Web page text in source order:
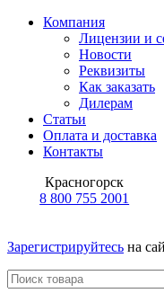
Компания
Лицензии и
Новости
Реквизиты
Как заказать
Дилерам
Статьи
Оплата и доставка
Контакты
Красногорск
8 800 755 2001
Зарегистрируйтесь на